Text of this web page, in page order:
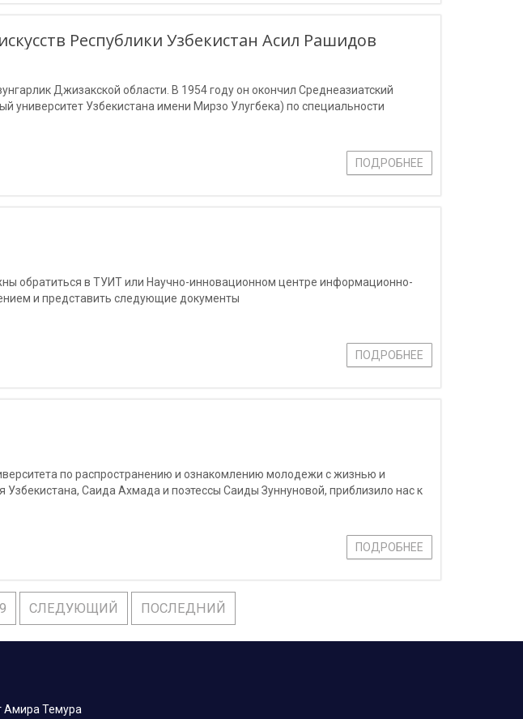
Республики Узбекистан Асил Рашидов
Джизакской области. В 1954 году он окончил Среднеазиатский
университет Узбекистана имени Мирзо Улугбека) по специальности
ПОДРОБНЕЕ
обратиться в ТУИТ или Научно-инновационном центре информационно-
и представить следующие документы
ПОДРОБНЕЕ
по распространению и ознакомлению молодежи с жизнью и
Узбекистана, Саида Ахмада и поэтессы Саиды Зуннуновой, приблизило нас к
ПОДРОБНЕЕ
СЛЕДУЮЩИЙ ПОСЛЕДНИЙ
Амира Темура